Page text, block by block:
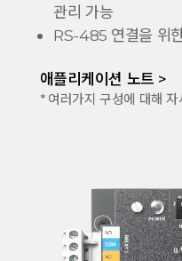
관리 가능
RS-485 연결을 위
애플리케이션 노트 >
* 여러가지 구성에 대해